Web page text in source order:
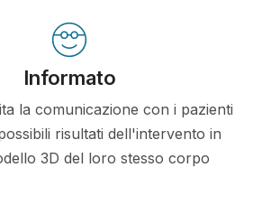
Informato
la comunicazione con i pazienti
risultati dell'intervento in
3D del loro stesso corpo